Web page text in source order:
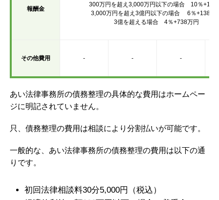
報酬金
300万円を超え3,000万円以下の場合 10％+18
3,000万円を超え3億円以下の場合 6％+138万
3億を超える場合 4％+738万円
その他費用 - - -
あい法律事務所の債務整理の具体的な費用はホームペー
ジに明記されていません。
只、債務整理の費用は相談により分割払いが可能です。
一般的な、あい法律事務所の債務整理の費用は以下の通
りです。
初回法律相談料30分5,000円（税込）